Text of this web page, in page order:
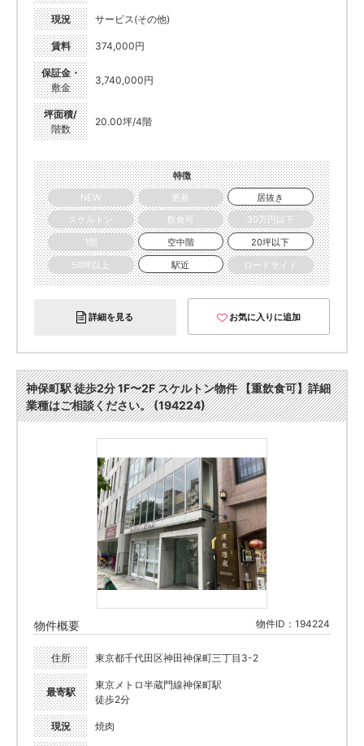
現況 サービス(その他)
賃料 374,000円
保証金・
敷金
3,740,000円
坪面積/
階数
20.00坪/4階
特徴
NEW
更新
居抜き
スケルトン
飲食可
30万円以下
1階
空中階
20坪以下
50坪以上
駅近 ロードサイド
詳細を見る お気に入りに追加
神保町駅 徒歩2分 1F〜2F スケルトン物件 【重飲食可】詳細
業種はご相談ください。 (194224)
物件概要 物件ID：194224
住所 東京都千代田区神田神保町三丁目3-2
最寄駅
東京メトロ半蔵門線神保町駅
徒歩2分
現況 焼肉